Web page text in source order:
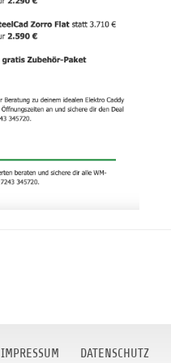
IMPRESSUM DATENSCHUTZ